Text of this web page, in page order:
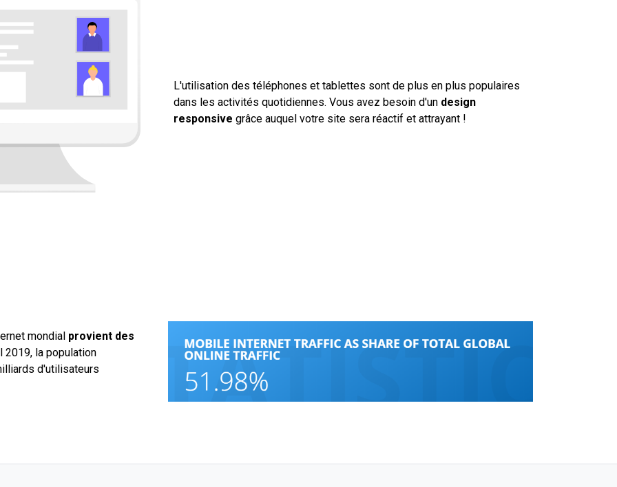
L'utilisation des téléphones et tablettes sont de plus en plus populaires
dans les activités quotidiennes. Vous avez besoin d'un design
responsive grâce auquel votre site sera réactif et attrayant !
mondial provient des
la population
d'utilisateurs